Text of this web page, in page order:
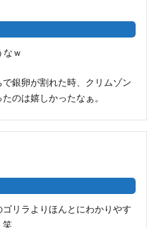
ｗ
銀卵が割れた時、クリムゾン
のは嬉しかったなぁ。
リラよりほんとにわかりやす
笑